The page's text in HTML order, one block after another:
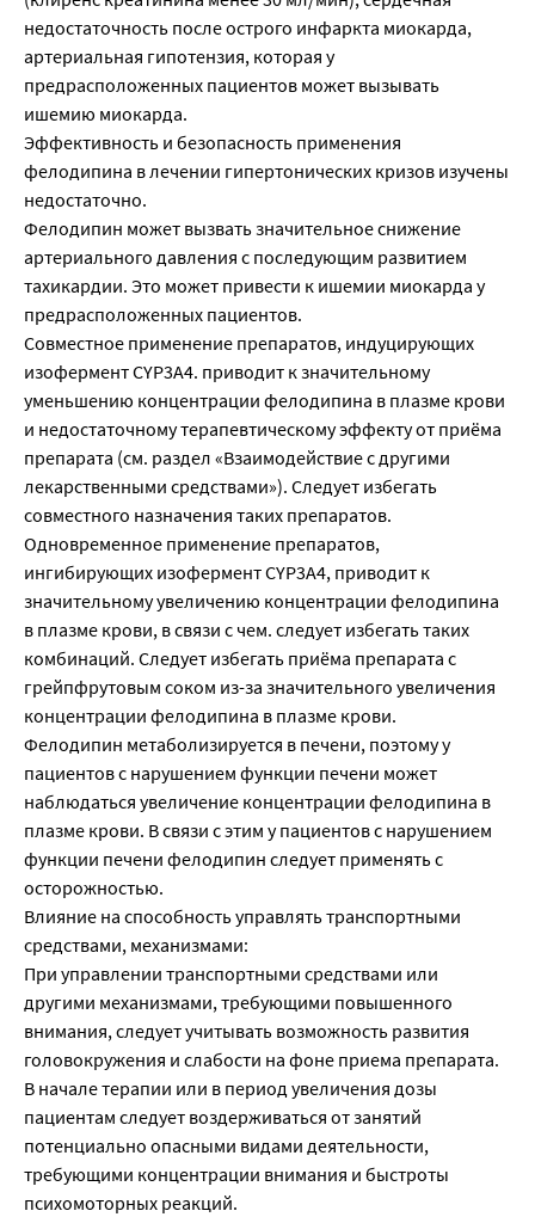
недостаточность после острого инфаркта миокарда,
артериальная гипотензия, которая у
предрасположенных пациентов может вызывать
ишемию миокарда.
Эффективность и безопасность применения
фелодипина в лечении гипертонических кризов изучены
недостаточно.
Фелодипин может вызвать значительное снижение
артериального давления с последующим развитием
тахикардии. Это может привести к ишемии миокарда у
предрасположенных пациентов.
Совместное применение препаратов, индуцирующих
изофермент CYP3A4. приводит к значительному
уменьшению концентрации фелодипина в плазме крови
и недостаточному терапевтическому эффекту от приёма
препарата (см. раздел «Взаимодействие с другими
лекарственными средствами»). Следует избегать
совместного назначения таких препаратов.
Одновременное применение препаратов,
ингибирующих изофермент CYP3A4, приводит к
значительному увеличению концентрации фелодипина
в плазме крови, в связи с чем. следует избегать таких
комбинаций. Следует избегать приёма препарата с
грейпфрутовым соком из-за значительного увеличения
концентрации фелодипина в плазме крови.
Фелодипин метаболизируется в печени, поэтому у
пациентов с нарушением функции печени может
наблюдаться увеличение концентрации фелодипина в
плазме крови. В связи с этим у пациентов с нарушением
функции печени фелодипин следует применять с
осторожностью.
Влияние на способность управлять транспортными
средствами, механизмами:
При управлении транспортными средствами или
другими механизмами, требующими повышенного
внимания, следует учитывать возможность развития
головокружения и слабости на фоне приема препарата.
В начале терапии или в период увеличения дозы
пациентам следует воздерживаться от занятий
потенциально опасными видами деятельности,
требующими концентрации внимания и быстроты
психомоторных реакций.